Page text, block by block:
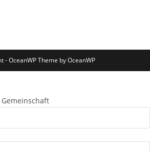
- OceanWP Theme by OceanWP